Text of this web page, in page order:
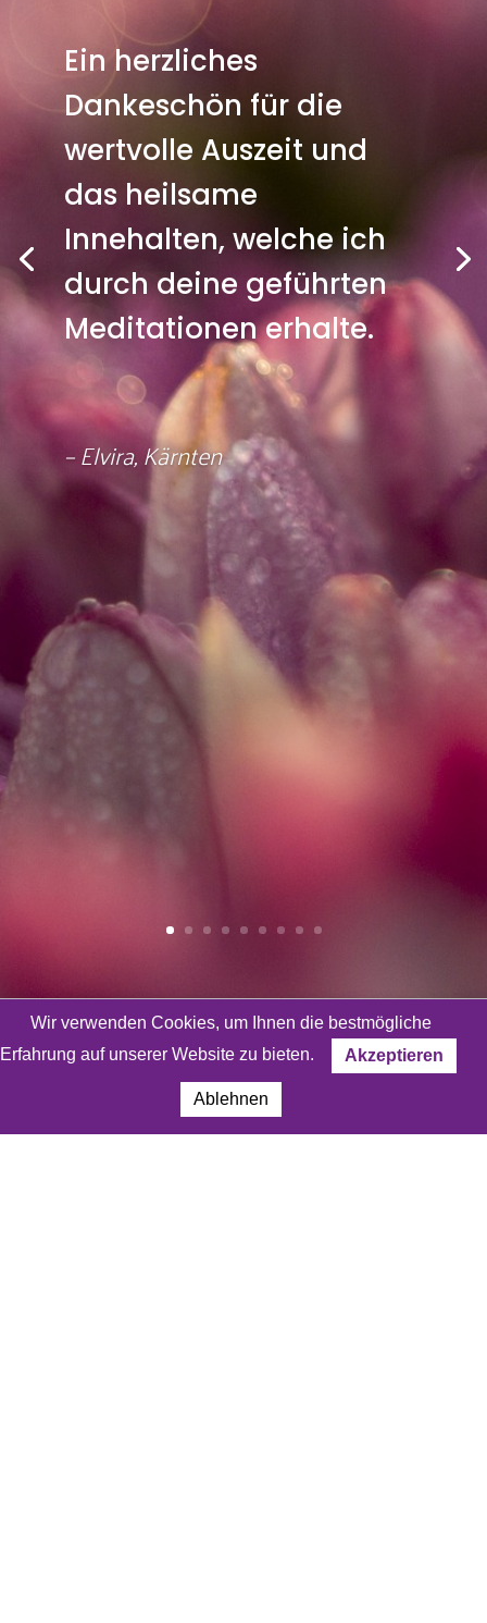
Ein herzliches
Dankeschön für die
wertvolle Auszeit und
das heilsame
Innehalten, welche ich
durch deine geführten
Meditationen erhalte.
– Elvira, Kärnten
Bleiben wir in Kontakt!
Interessierst du dich für Meditation und
möchtest gerne über aktuelle Termine und
Wir verwenden Cookies, um Ihnen die bestmögliche
Erfahrung auf unserer Website zu bieten.
Akzeptieren
Ablehnen